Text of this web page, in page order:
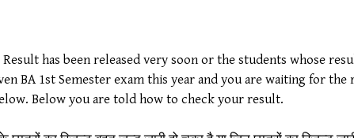
Result has been released very soon or the students whose
BA 1st Semester exam this year and you are waiting for
Below you are told how to check your result.